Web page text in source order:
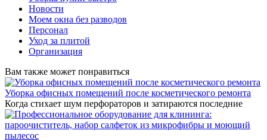
Новости
Моем окна без разводов
Персонал
Уход за плитой
Организация
Вам также может понравиться
Уборка офисных помещений после косметического ремонта
Когда стихает шум перфораторов и затираются последние